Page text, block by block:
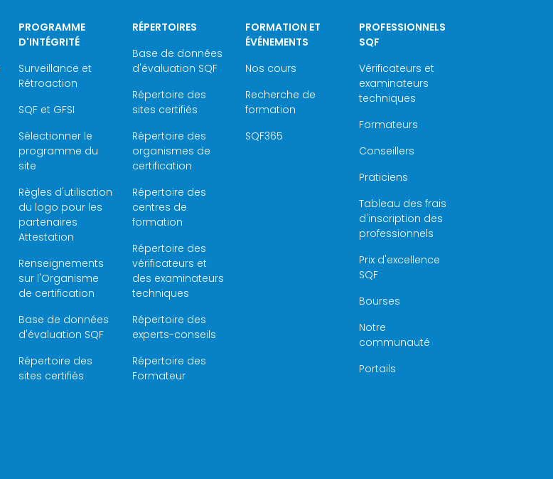
PROGRAMME
D'INTÉGRITÉ
Surveillance et
Rétroaction
SQF et GFSI
Sélectionner le
programme du
site
Règles d'utilisation
du logo pour les
partenaires
Attestation
Renseignements
sur l'Organisme
de certification
Base de données
d'évaluation SQF
Répertoire des
sites certifiés
RÉPERTOIRES
Base de données
d'évaluation SQF
Répertoire des
sites certifiés
Répertoire des
organismes de
certification
Répertoire des
centres de
formation
Répertoire des
vérificateurs et
des examinateurs
techniques
Répertoire des
experts-conseils
Répertoire des
Formateur
FORMATION ET
ÉVÉNEMENTS
Nos cours
Recherche de
formation
SQF365
PROFESSIONNELS
SQF
Vérificateurs et
examinateurs
techniques
Formateurs
Conseillers
Praticiens
Tableau des frais
d'inscription des
professionnels
Prix d'excellence
SQF
Bourses
Notre
communauté
Portails